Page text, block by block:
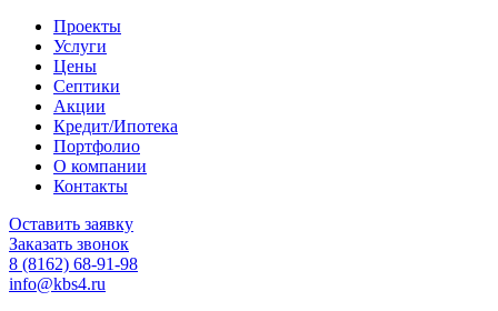
Проекты
Услуги
Цены
Септики
Акции
Кредит/Ипотека
Портфолио
О компании
Контакты
Оставить заявку
Заказать звонок
8 (8162) 68-91-98
info@kbs4.ru